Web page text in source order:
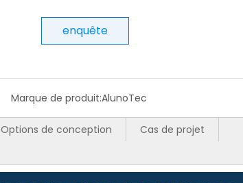
enquête
Marque de produit:AlunoTec
Options de conception
Cas de projet